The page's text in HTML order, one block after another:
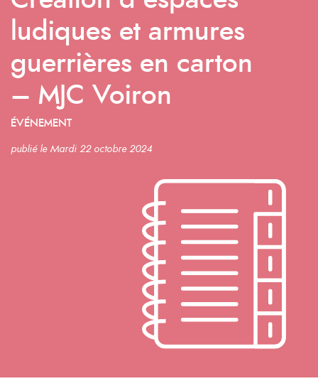
ludiques et armures
guerrières en carton
– MJC Voiron
ÉVÉNEMENT
publié le Mardi 22 octobre 2024